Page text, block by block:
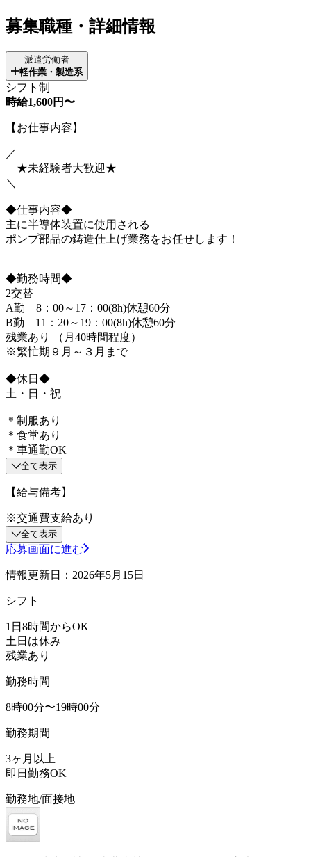
募集職種・詳細情報
派遣労働者
軽作業・製造系
シフト制
時給1,600円〜
【お仕事内容】
／
★未経験者大歓迎★
＼
◆仕事内容◆
主に半導体装置に使用される
ポンプ部品の鋳造仕上げ業務をお任せします！
◆勤務時間◆
2交替
A勤 8：00～17：00(8h)休憩60分
B勤 11：20～19：00(8h)休憩60分
残業あり （月40時間程度）
※繁忙期９月～３月まで
◆休日◆
土・日・祝
＊制服あり
＊食堂あり
＊車通勤OK
全て表示
【給与備考】
※交通費支給あり
全て表示
応募画面に進む
情報更新日：2026年5月15日
シフト
1日8時間からOK
土日は休み
残業あり
勤務時間
8時00分〜19時00分
勤務期間
3ヶ月以上
即日勤務OK
勤務地/面接地